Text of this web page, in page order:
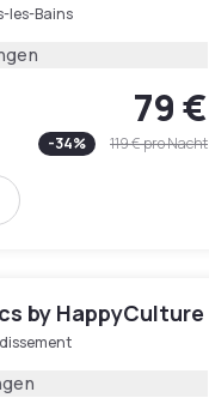
les-Bains
79 €
-34% 119 €pro Nacht
by HappyCulture